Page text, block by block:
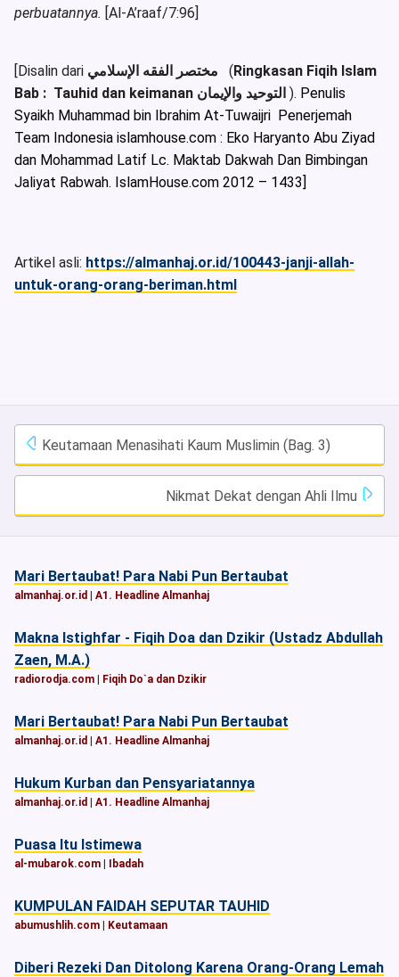
perbuatannya. [Al-A’raaf/7:96]
[Disalin dari مختصر الفقه الإسلامي (Ringkasan Fiqih Islam
Bab : Tauhid dan keimanan التوحيد والإيمان ). Penulis
Syaikh Muhammad bin Ibrahim At-Tuwaijri Penerjemah
Team Indonesia islamhouse.com : Eko Haryanto Abu Ziyad
dan Mohammad Latif Lc. Maktab Dakwah Dan Bimbingan
Jaliyat Rabwah. IslamHouse.com 2012 – 1433]
Artikel asli: https://almanhaj.or.id/100443-janji-allah-
untuk-orang-orang-beriman.html
Keutamaan Menasihati Kaum Muslimin (Bag. 3)
Nikmat Dekat dengan Ahli Ilmu
Mari Bertaubat! Para Nabi Pun Bertaubat
almanhaj.or.id A1. Headline Almanhaj
Makna Istighfar - Fiqih Doa dan Dzikir (Ustadz Abdullah
Zaen, M.A.)
radiorodja.com Fiqih Do`a dan Dzikir
Mari Bertaubat! Para Nabi Pun Bertaubat
almanhaj.or.id A1. Headline Almanhaj
Hukum Kurban dan Pensyariatannya
almanhaj.or.id A1. Headline Almanhaj
Puasa Itu Istimewa
al-mubarok.com Ibadah
KUMPULAN FAIDAH SEPUTAR TAUHID
abumushlih.com Keutamaan
Diberi Rezeki Dan Ditolong Karena Orang-Orang Lemah